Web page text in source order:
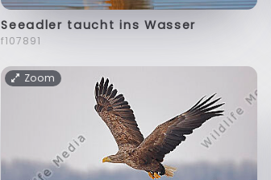
Seeadler taucht ins Wasser
f107891
Zoom